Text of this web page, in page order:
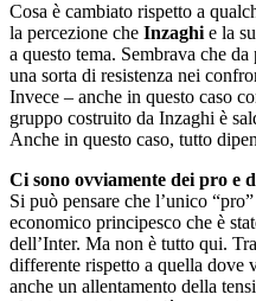
Cosa è cambiato rispetto a
la percezione che Inzaghi e la
a questo tema. Sembrava che
una sorta di resistenza nei
Invece – anche in questo caso
gruppo costruito da Inzaghi è
Anche in questo caso, tutto
Ci sono ovviamente dei pro e
Si può pensare che l’unico
economico principesco che è
dell’Inter. Ma non è tutto qui.
differente rispetto a quella dove
anche un allentamento della